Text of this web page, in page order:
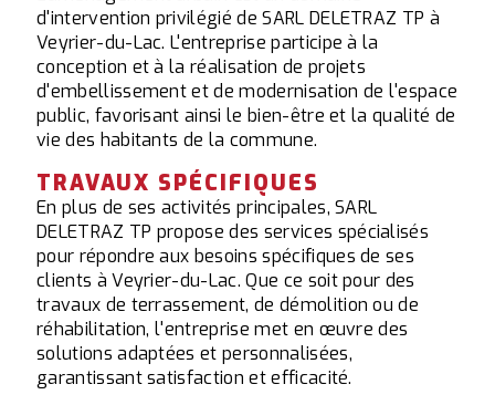
d'intervention privilégié de SARL DELETRAZ TP à
Veyrier-du-Lac. L'entreprise participe à la
conception et à la réalisation de projets
d'embellissement et de modernisation de l'espace
public, favorisant ainsi le bien-être et la qualité de
vie des habitants de la commune.
TRAVAUX SPÉCIFIQUES
En plus de ses activités principales, SARL
DELETRAZ TP propose des services spécialisés
pour répondre aux besoins spécifiques de ses
clients à Veyrier-du-Lac. Que ce soit pour des
travaux de terrassement, de démolition ou de
réhabilitation, l'entreprise met en œuvre des
solutions adaptées et personnalisées,
garantissant satisfaction et efficacité.